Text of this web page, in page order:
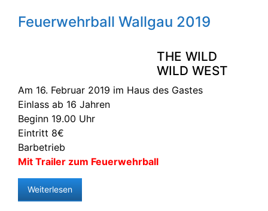
Feuerwehrball Wallgau 2019
THE WILD
WILD WEST
Am 16. Februar 2019 im Haus des Gastes
Einlass ab 16 Jahren
Beginn 19.00 Uhr
Eintritt 8€
Barbetrieb
Mit Trailer zum Feuerwehrball
Weiterlesen